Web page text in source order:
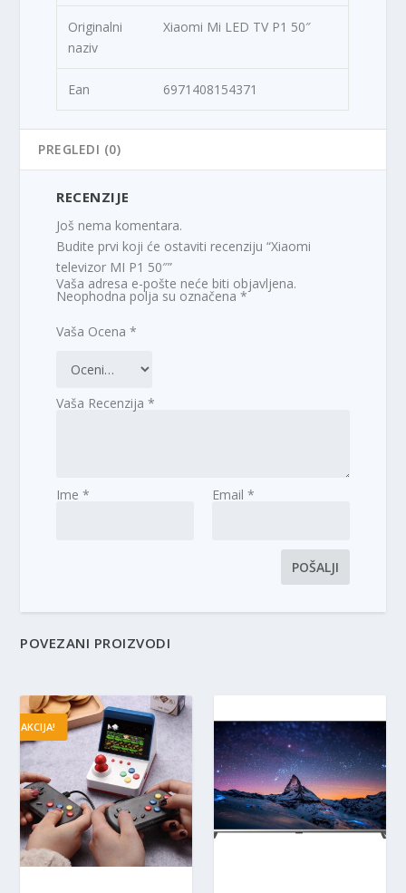
Originalni
naziv
Xiaomi Mi LED TV P1 50″
Ean 6971408154371
PREGLEDI (0)
RECENZIJE
Još nema komentara.
Budite prvi koji će ostaviti recenziju “Xiaomi
televizor MI P1 50″”
Vaša adresa e-pošte neće biti objavljena.
Neophodna polja su označena*
Vaša Ocena*
Vaša Recenzija*
Ime* Email *
POVEZANI PROIZVODI
AKCIJA!